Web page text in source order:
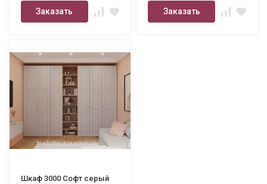
Заказать Заказать
Шкаф 3000 Софт серый